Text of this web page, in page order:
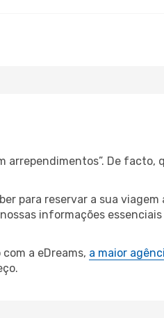
arrependimentos”. De
para reservar a sua
informações
a eDreams, a maior